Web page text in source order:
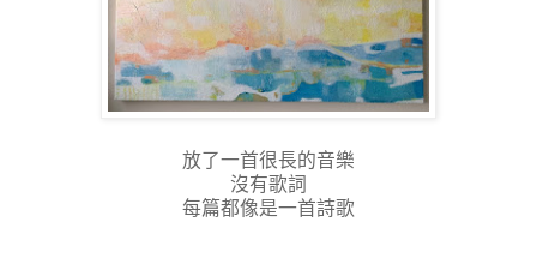
放了一首很長的音樂
沒有歌詞
每篇都像是一首詩歌